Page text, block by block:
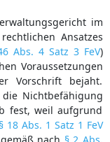
im
Ansatzes
Abs. 4 Satz 3 FeV)
Voraussetzungen
Vorschrift bejaht.
Nichtbefähigung
fest, weil aufgrund
§ 18 Abs. 1 Satz 1 FeV
nach § 2 Abs.